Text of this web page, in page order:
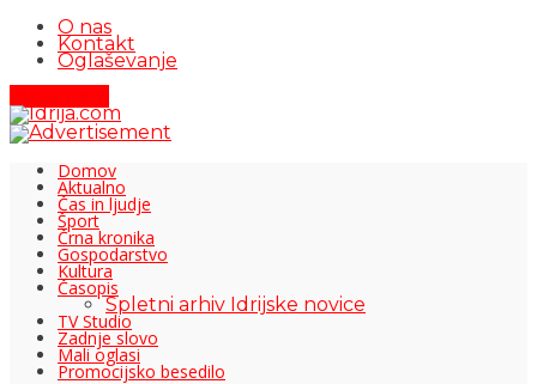
O nas
Kontakt
Oglaševanje
Domov
Aktualno
Čas in ljudje
Šport
Črna kronika
Gospodarstvo
Kultura
Časopis
Spletni arhiv Idrijske novice
TV Studio
Zadnje slovo
Mali oglasi
Promocijsko besedilo